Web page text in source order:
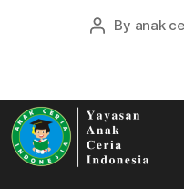
Post
By anak